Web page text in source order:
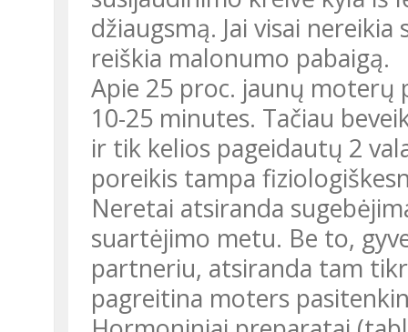
džiaugsmą. Jai visai
reiškia malonumo pabaigą.
Apie 25 proc. jaunų moterų
10-25 minutes. Tačiau
ir tik kelios pageidautų 2
poreikis tampa
Neretai atsiranda
suartėjimo metu. Be to,
partneriu, atsiranda tam
pagreitina moters